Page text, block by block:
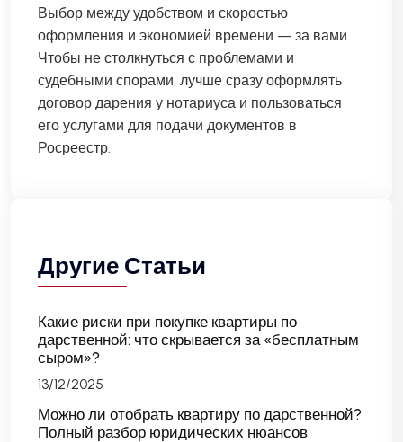
Выбор между удобством и скоростью
оформления и экономией времени — за вами.
Чтобы не столкнуться с проблемами и
судебными спорами, лучше сразу оформлять
договор дарения у нотариуса и пользоваться
его услугами для подачи документов в
Росреестр.
Другие Статьи
Какие риски при покупке квартиры по
дарственной: что скрывается за «бесплатным
сыром»?
13/12/2025
Можно ли отобрать квартиру по дарственной?
Полный разбор юридических нюансов